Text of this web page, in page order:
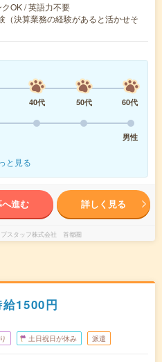
OK / 英語力不要
（決算業務の経験があると活かせそ
40代 50代
60代
男性
と見る
へ進む 詳しく見る
スタッフ株式会社 首都圏
1500円
土日祝日が休み 派遣